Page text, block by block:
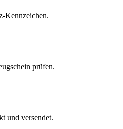
Kennzeichen.
prüfen.
und versendet.